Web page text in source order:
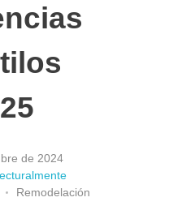
de 2024
Remodelación